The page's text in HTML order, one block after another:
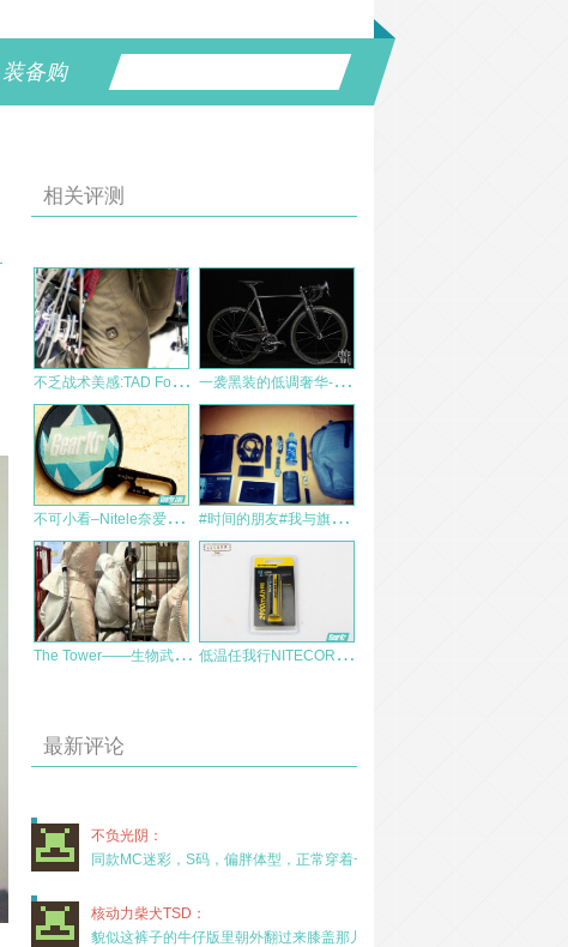
装备购
相关评测
不
乏战术美感:TAD Force 10 RS通勤裤 一
袭黑装的低调奢华-Lightweight全套+EPS+ROTOR
不
可小看–Nitele奈爱KMT多用工具 #
时间的朋友#我与旗客的时光
T
he Tower——生物武器会是恐怖分子的心头好吗？ 低
温任我行NITECORE两款新型耐低温电池NL1829LTP、NL1829LTHP电池评测
最新评论
不负光阴：
同款MC迷彩，S码，偏胖体型，正常穿着一年半，没
核动力柴犬TSD：
貌似这裤子的牛仔版里朝外翻过来膝盖那儿有放护膝的